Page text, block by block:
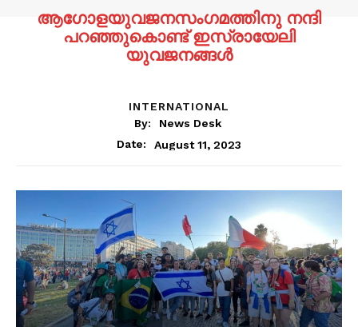
ആഗോളയുവജനസംഗമത്തിനു നന്ദി
പറഞ്ഞുകൊണ്ട് ഇസ്രായേലി
യുവജനങ്ങൾ
INTERNATIONAL
By:
News Desk
Date:
August 11, 2023